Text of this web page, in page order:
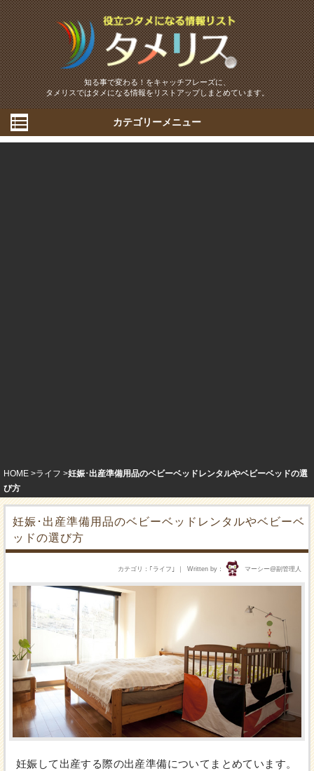
知る事で変わる！をキャッチフレーズに、
タメリスではタメになる情報をリストアップしまとめています。
カテゴリーメニュー
HOME ライフ
妊娠･出産準備用品のベビーベッドレンタルやベビーベッドの選
び方
妊娠･出産準備用品のベビーベッドレンタルやベビーベ
ッドの選び方
Written by マーシー@副管理人
カテゴリ ｢ ライフ ｣
妊娠して出産する際の出産準備についてまとめています。